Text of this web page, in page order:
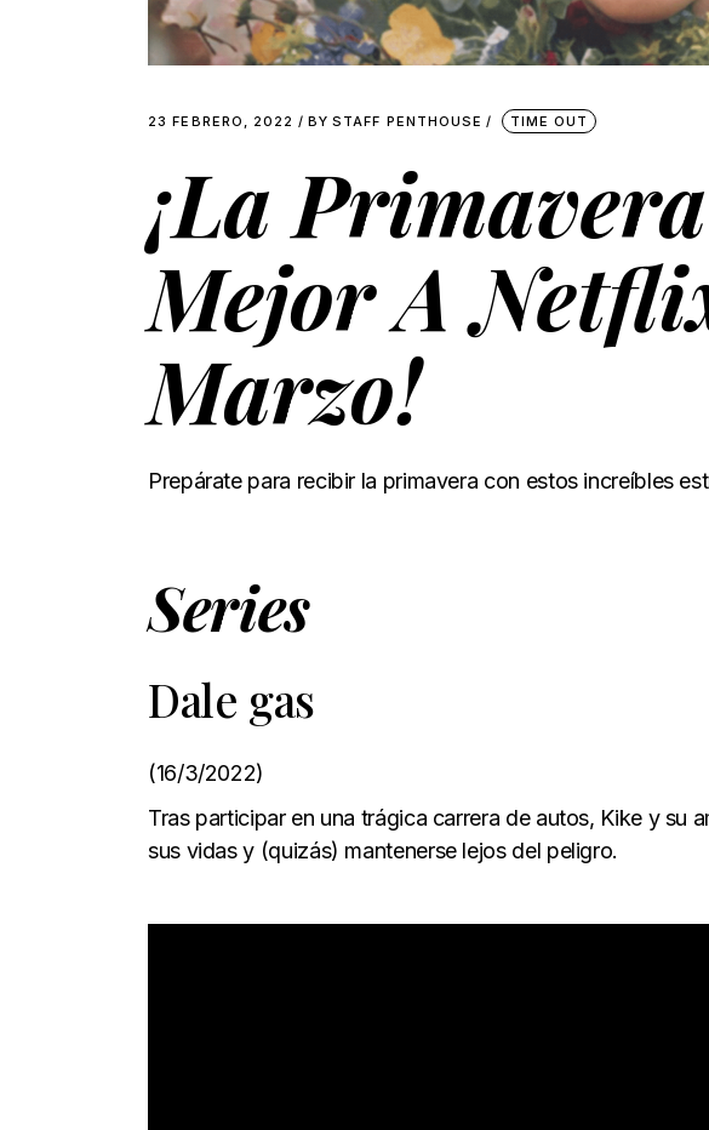
23 FEBRERO, 2022 BY STAFF PENTHOUSE TIME OUT
¡La
Mejor A
Marzo!
Prepárate para recibir la primavera con estos increíbles
Series
Dale gas
(16/3/2022)
Tras participar en una trágica carrera de autos, Kike y su
sus vidas y (quizás) mantenerse lejos del peligro.